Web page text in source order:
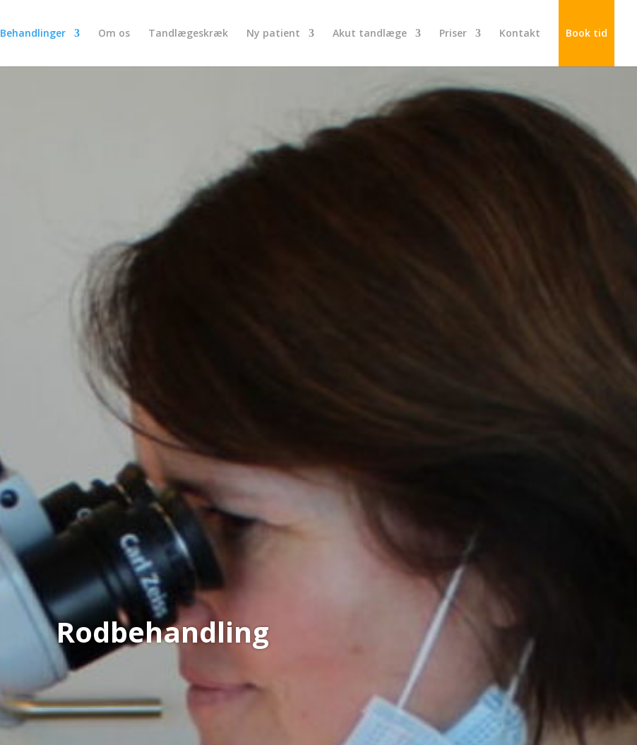
Behandlinger Om os Tandlægeskræk Ny patient Akut tandlæge Priser Kontakt Book tid
Rodbehandling